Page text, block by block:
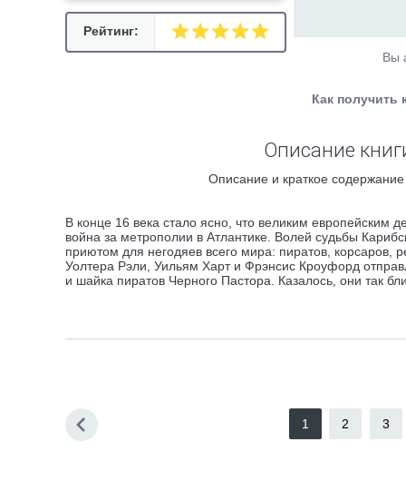
Рейтинг:
Вы
Как получить
Описание
Описание и краткое
В конце 16 века стало ясно, что великим европейским
война за метрополии в Атлантике. Волей судьбы
приютом для негодяев всего мира: пиратов,
Уолтера Рэли, Уильям Харт и Фрэнсис Кроуфорд
и шайка пиратов Черного Пастора. Казалось, они так
1 2 3